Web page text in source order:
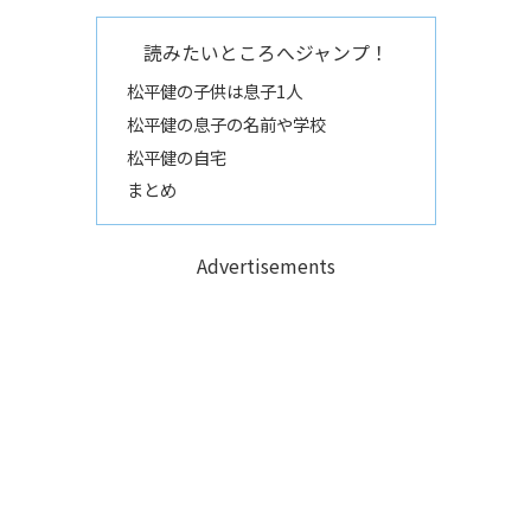
読みたいところへジャンプ！
松平健の子供は息子1人
松平健の息子の名前や学校
松平健の自宅
まとめ
Advertisements